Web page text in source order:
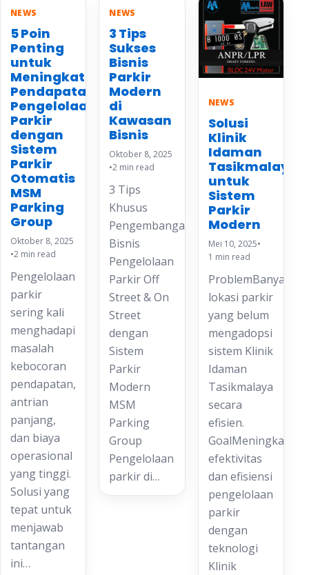
NEWS
5 Poin
Penting
untuk
Meningkatkan
Pendapatan
Pengelolaan
Parkir
dengan
Sistem
Parkir
Otomatis
MSM
Parking
Group
Oktober 8, 2025
•2 min read
Pengelolaan
parkir
sering kali
menghadapi
masalah
kebocoran
pendapatan,
antrian
panjang,
dan biaya
operasional
yang tinggi.
Solusi yang
tepat untuk
menjawab
tantangan
ini…
NEWS
3 Tips
Sukses
Bisnis
Parkir
Modern
di
Kawasan
Bisnis
Oktober 8, 2025
•2 min read
3 Tips
Khusus
Pengembangan
Bisnis
Pengelolaan
Parkir Off
Street & On
Street
dengan
Sistem
Parkir
Modern
MSM
Parking
Group
Pengelolaan
parkir di…
NEWS
Solusi
Klinik
Idaman
Tasikmalaya
untuk
Sistem
Parkir
Modern
Mei 10, 2025•
1 min read
ProblemBanyak
lokasi parkir
yang belum
mengadopsi
sistem Klinik
Idaman
Tasikmalaya
secara
efisien.
GoalMeningkatkan
efektivitas
dan efisiensi
pengelolaan
parkir
dengan
teknologi
Klinik